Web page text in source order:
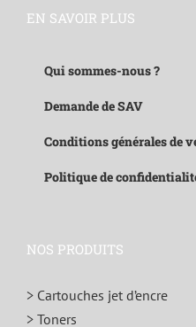
EN SAVOIR PLUS
Qui sommes-nous ?
Demande de SAV
Conditions générales de
Politique de
NOS PRODUITS
> Cartouches jet d’encre
> Toners